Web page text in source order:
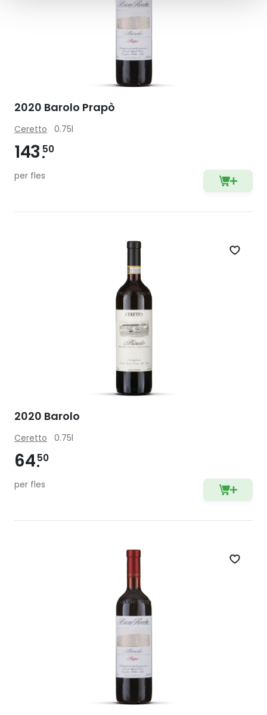
2020 Barolo Prapò
Ceretto 0.75l
143 50
per fles
Zet
2020 Barolo
Ceretto 0.75l
6450
per fles
Zet